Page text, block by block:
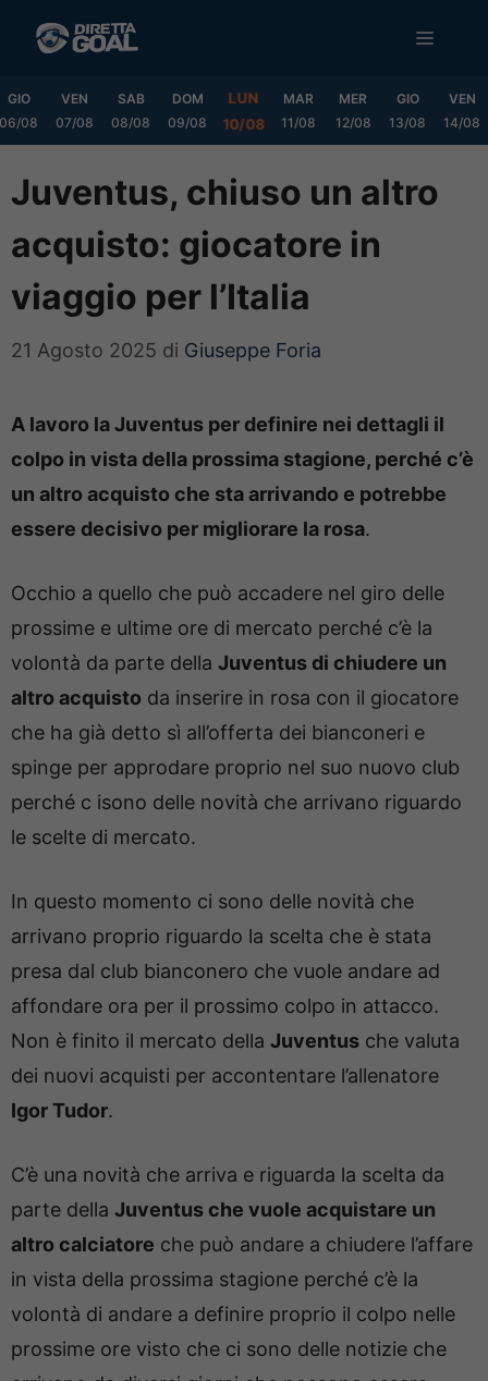
MENU
GIO
06/08
VEN
07/08
SAB
08/08
DOM
09/08
LUN
10/08
MAR
11/08
MER
12/08
GIO
13/08
VEN
14/08
Juventus, chiuso un altro
acquisto: giocatore in
viaggio per l’Italia
21 Agosto 2025 di Giuseppe Foria
A lavoro la Juventus per definire nei dettagli il
colpo in vista della prossima stagione, perché c’è
un altro acquisto che sta arrivando e potrebbe
essere decisivo per migliorare la rosa.
Occhio a quello che può accadere nel giro delle
prossime e ultime ore di mercato perché c’è la
volontà da parte della Juventus di chiudere un
altro acquisto da inserire in rosa con il giocatore
che ha già detto sì all’offerta dei bianconeri e
spinge per approdare proprio nel suo nuovo club
perché c isono delle novità che arrivano riguardo
le scelte di mercato.
In questo momento ci sono delle novità che
arrivano proprio riguardo la scelta che è stata
presa dal club bianconero che vuole andare ad
affondare ora per il prossimo colpo in attacco.
Non è finito il mercato della Juventus che valuta
dei nuovi acquisti per accontentare l’allenatore
Igor Tudor.
C’è una novità che arriva e riguarda la scelta da
parte della Juventus che vuole acquistare un
altro calciatore che può andare a chiudere l’affare
in vista della prossima stagione perché c’è la
volontà di andare a definire proprio il colpo nelle
prossime ore visto che ci sono delle notizie che